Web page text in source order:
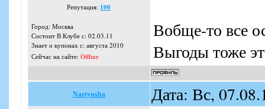
Репутация: 100
Город: Москва
Состоит В Клубе с: 02.03.11
Знает о купонах с: августа 2010
Сейчас на сайте: Offline
Вобще-то все
Выгоды тоже
Nastyusha Дата: Вс,